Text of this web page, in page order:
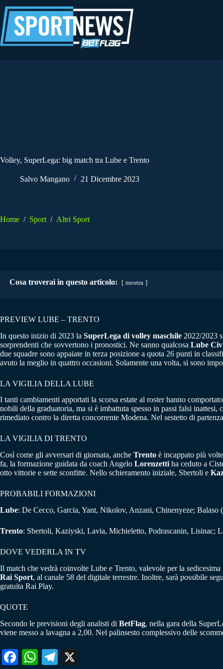
al
contenuto
Volley, SuperLega: big match tra Lube e Trento
Salvo Mangano 21 Dicembre 2023
Home / Sport / Altri Sport
Cosa troverai in questo articolo: mostra
PREVIEW LUBE – TRENTO
In questo inizio di 2023 la SuperLega di volley maschile 2022/2023
sorprendenti che sovvertono i pronostici. Ne sanno qualcosa Lube
due squadre sono appaiate in terza posizione a quota 26 punti in
avuto la meglio in quattro occasioni. Solamente una volta, si sono
LA VIGILIA DELLA LUBE
I tanti cambiamenti apportati la scorsa estate al roster hanno
nobili della graduatoria, ma si è imbattuta spesso in passi falsi
rimediato contro la diretta concorrente Modena. Nel sestetto di
LA VIGILIA DI TRENTO
Così come gli avversari di giornata, anche Trento è incappato più
fa, la formazione guidata da coach Angelo Lorenzetti ha ceduto a
otto vittorie e sette sconfitte. Nello schieramento iniziale, Sbertoli e
PROBABILI FORMAZIONI
Lube: De Cecco, Garcia, Yant, Nikolov, Anzani, Chinenyeze;
Trento: Sbertoli, Kaziyski, Lavia, Michieletto, Podrascanin, Lisinac;
DOVE VEDERLA IN TV
Il match che vedrà coinvolte Lube e Trento, valevole per la
Rai Sport, al canale 58 del digitale terrestre. Inoltre, sarà possibile
gratuita Rai Play.
QUOTE
Secondo le previsioni degli analisti di BetFlag, nella gara della
viene messo a lavagna a 2,00. Nel palinsesto complessivo delle
Fa W
Te